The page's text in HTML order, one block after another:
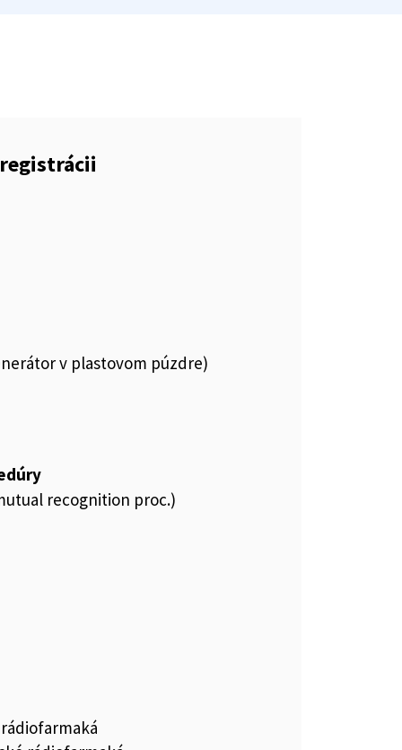
v plastovom púzdre)
recognition proc.)